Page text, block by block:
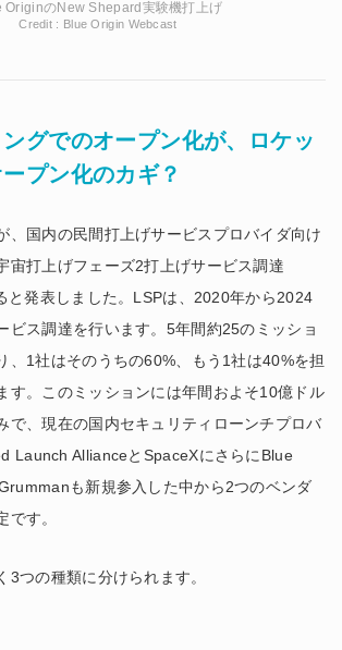
OriginのNew Shepard実験機打上げ
Credit : Blue Origin Webcast
グでのオープン化が、ロケッ
ープン化のカギ？
、国内の民間打上げサービスプロバイダ向け
宙打上げフェーズ2打上げサービス調達
と発表しました。LSPは、2020年から2024
ビス調達を行います。5年間約25のミッショ
、1社はそのうちの60%、もう1社は40%を担
す。このミッションには年間およそ10億ドル
で、現在の国内セキュリティローンチプロバ
Launch AllianceとSpaceXにさらにBlue
も新規参入した中から2つのベンダ
です。
3つの種類に分けられます。